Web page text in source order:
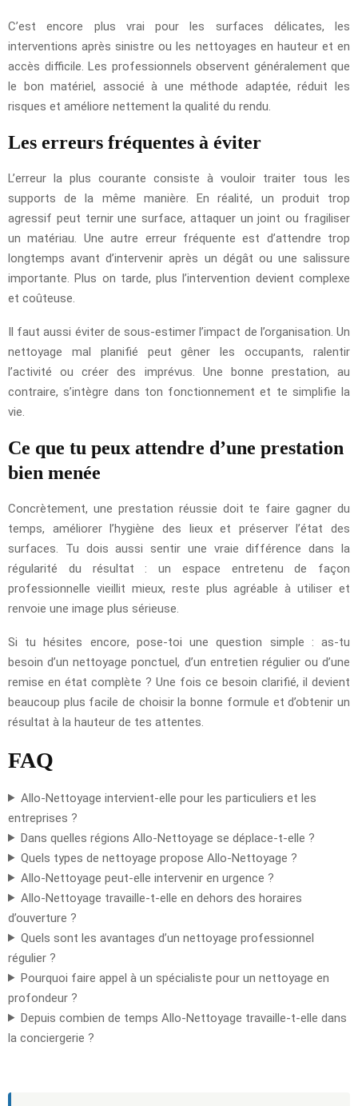
C’est encore plus vrai pour les surfaces délicates, les
interventions après sinistre ou les nettoyages en hauteur et en
accès difficile. Les professionnels observent généralement que
le bon matériel, associé à une méthode adaptée, réduit les
risques et améliore nettement la qualité du rendu.
Les erreurs fréquentes à éviter
L’erreur la plus courante consiste à vouloir traiter tous les
supports de la même manière. En réalité, un produit trop
agressif peut ternir une surface, attaquer un joint ou fragiliser
un matériau. Une autre erreur fréquente est d’attendre trop
longtemps avant d’intervenir après un dégât ou une salissure
importante. Plus on tarde, plus l’intervention devient complexe
et coûteuse.
Il faut aussi éviter de sous-estimer l’impact de l’organisation. Un
nettoyage mal planifié peut gêner les occupants, ralentir
l’activité ou créer des imprévus. Une bonne prestation, au
contraire, s’intègre dans ton fonctionnement et te simplifie la
vie.
Ce que tu peux attendre d’une prestation
bien menée
Concrètement, une prestation réussie doit te faire gagner du
temps, améliorer l’hygiène des lieux et préserver l’état des
surfaces. Tu dois aussi sentir une vraie différence dans la
régularité du résultat : un espace entretenu de façon
professionnelle vieillit mieux, reste plus agréable à utiliser et
renvoie une image plus sérieuse.
Si tu hésites encore, pose-toi une question simple : as-tu
besoin d’un nettoyage ponctuel, d’un entretien régulier ou d’une
remise en état complète ? Une fois ce besoin clarifié, il devient
beaucoup plus facile de choisir la bonne formule et d’obtenir un
résultat à la hauteur de tes attentes.
FAQ
Allo-Nettoyage intervient-elle pour les particuliers et les
entreprises ?
Dans quelles régions Allo-Nettoyage se déplace-t-elle ?
Quels types de nettoyage propose Allo-Nettoyage ?
Allo-Nettoyage peut-elle intervenir en urgence ?
Allo-Nettoyage travaille-t-elle en dehors des horaires
d’ouverture ?
Quels sont les avantages d’un nettoyage professionnel
régulier ?
Pourquoi faire appel à un spécialiste pour un nettoyage en
profondeur ?
Depuis combien de temps Allo-Nettoyage travaille-t-elle dans
la conciergerie ?